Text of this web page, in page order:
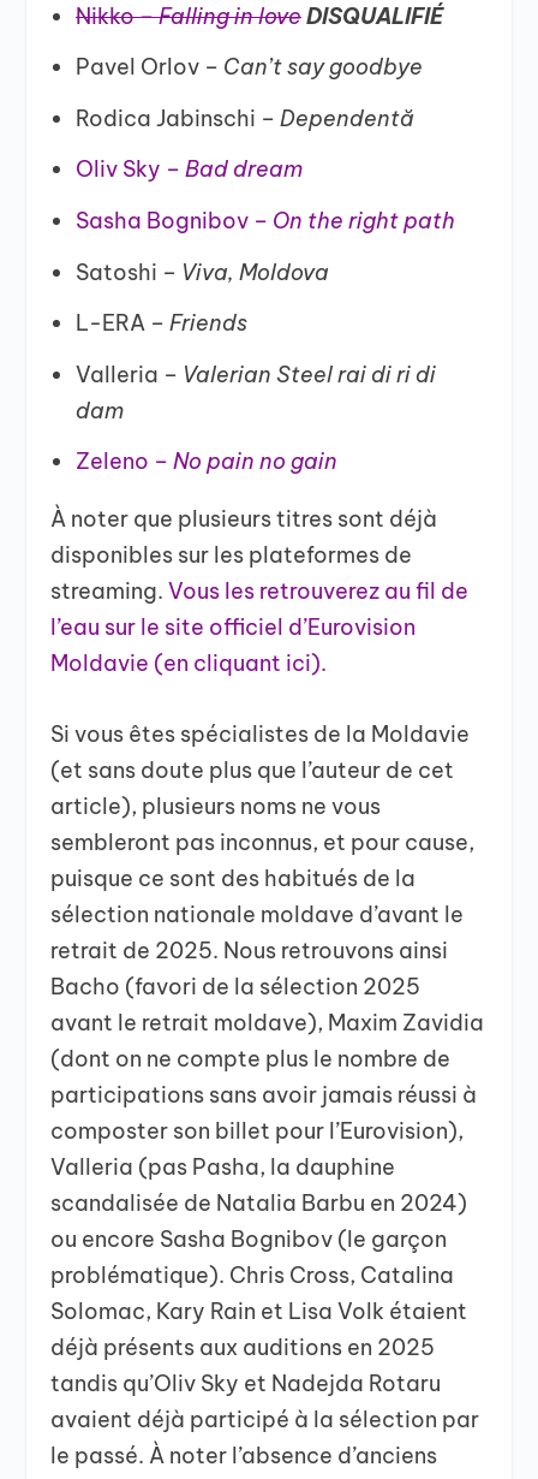
Nikko –Falling in loveDISQUALIFIÉ
Pavel Orlov – Can’t say goodbye
Rodica Jabinschi – Dependentă
Oliv Sky – Bad dream
Sasha Bognibov – On the right path
Satoshi – Viva, Moldova
L-ERA – Friends
Valleria – Valerian Steel rai di ri di
dam
Zeleno – No pain no gain
À noter que plusieurs titres sont déjà
disponibles sur les plateformes de
streaming.Vous les retrouverez au fil de
l’eau sur le site officiel d’Eurovision
Moldavie (en cliquant ici).
Si vous êtes spécialistes de la Moldavie
(et sans doute plus que l’auteur de cet
article), plusieurs noms ne vous
sembleront pas inconnus, et pour cause,
puisque ce sont des habitués de la
sélection nationale moldave d’avant le
retrait de 2025. Nous retrouvons ainsi
Bacho (favori de la sélection 2025
avant le retrait moldave), Maxim Zavidia
(dont on ne compte plus le nombre de
participations sans avoir jamais réussi à
composter son billet pour l’Eurovision),
Valleria (pas Pasha, la dauphine
scandalisée de Natalia Barbu en 2024)
ou encore Sasha Bognibov (le garçon
problématique). Chris Cross, Catalina
Solomac, Kary Rain et Lisa Volk étaient
déjà présents aux auditions en 2025
tandis qu’Oliv Sky et Nadejda Rotaru
avaient déjà participé à la sélection par
le passé. À noter l’absence d’anciens